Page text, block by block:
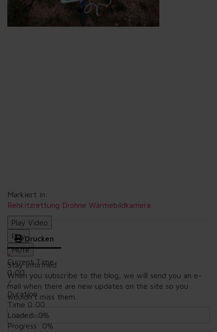
Play Video
Play
Mute
Current Time
0:00
/
Duration
Time 0:00
Loaded: 0%
Progress : 0%
Markiert in:
Rehkitzrettung Drohne Wärmebildkamera
Drucken
×
Stay Informed
When you subscribe to the blog, we will send you an e-
mail when there are new updates on the site so you
wouldn't miss them.
Your
Name